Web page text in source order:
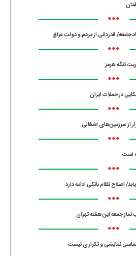
•••
قدردانی از مردم و دولت عراق
•••
تنگه هرمز
•••
•••
از سرزمین‌های اشغالی
•••
است
•••
اصلاح نظام بانکی ادامه دارد
•••
جمعه این هفته تهران
•••
نمایشی و تکراری نیست